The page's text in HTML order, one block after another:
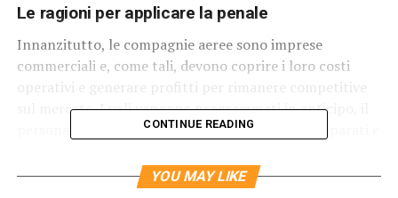
Le ragioni per applicare la penale
Innanzitutto, le compagnie aeree sono imprese
commerciali e, come tali, devono coprire i loro costi
operativi e generare profitti per rimanere competitive
sul mercato. I voli vengono programmati in anticipo, il
personale viene assegnato, gli aerei vengono preparati e
di passeggeri previsti. Se un passeggero annulla il
proprio biglietto, la compagnia aerea può subire delle
CONTINUE READING
YOU MAY LIKE